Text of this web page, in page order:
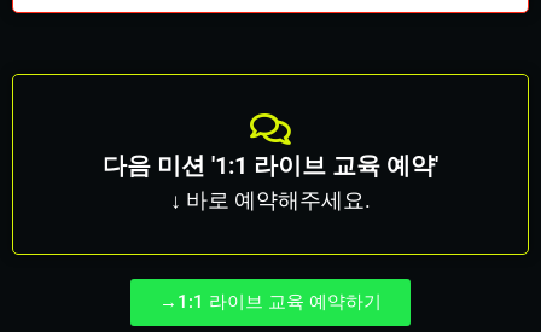
다음 미션 '1:1 라이브 교육 예약'
↓ 바로 예약해주세요.
→1:1 라이브 교육 예약하기